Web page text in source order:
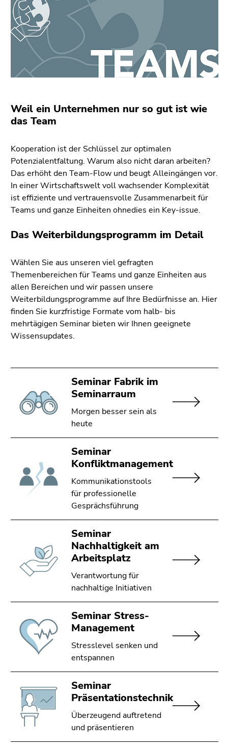
Sie diesen
Link.
Zum
(Zugriffstaste
Positionsanzeige
(Zugriffstaste
Zur
Hauptnavigation
(Zugriffstaste
3)
Zur
Unternavigation
4)
Seiteneinstellungen
(Benutzer/Sprache)
(Zugriffstaste
8)
Weil ein Unternehmen nur so gut ist wie
das Team
Kooperation ist der Schlüssel zur optimalen
Potenzialentfaltung. Warum also nicht daran arbeiten?
Das erhöht den Team-Flow und beugt Alleingängen vor.
In einer Wirtschaftswelt voll wachsender Komplexität
ist effiziente und vertrauensvolle Zusammenarbeit für
Teams und ganze Einheiten ohnedies ein Key-issue.
Das Weiterbildungsprogramm im Detail
Wählen Sie aus unseren viel gefragten
Themenbereichen für Teams und ganze Einheiten aus
allen Bereichen und wir passen unsere
Weiterbildungsprogramme auf Ihre Bedürfnisse an. Hier
finden Sie kurzfristige Formate vom halb- bis
mehrtägigen Seminar bieten wir Ihnen geeignete
Wissensupdates.
Seminar Fabrik im
Seminarraum
Morgen besser sein als
heute
Seminar
Konfliktmanagement
Kommunikationstools
für professionelle
Gesprächsführung
Seminar
Nachhaltigkeit am
Arbeitsplatz
Verantwortung für
nachhaltige Initiativen
Seminar Stress-
Management
Stresslevel senken und
entspannen
Seminar
Präsentationstechnik
Überzeugend auftretend
und präsentieren